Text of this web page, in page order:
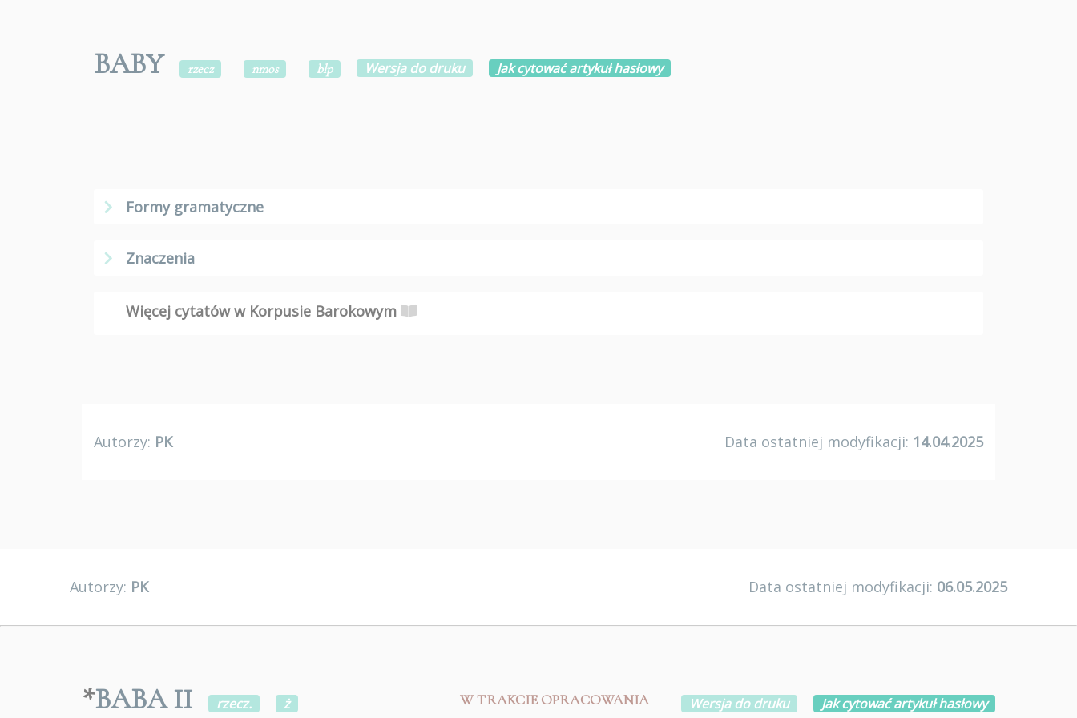
BABY rzecz nmos blp Wersja do druku Jak cytować artykuł hasłowy
Formy gramatyczne
Znaczenia
Więcej cytatów w Korpusie Barokowym
Autorzy: PK Data ostatniej modyfikacji: 14.04.2025
Autorzy: PK Data ostatniej modyfikacji: 06.05.2025
*BABA II rzecz. ż W TRAKCIE OPRACOWANIA Wersja do druku Jak cytować artykuł hasłowy